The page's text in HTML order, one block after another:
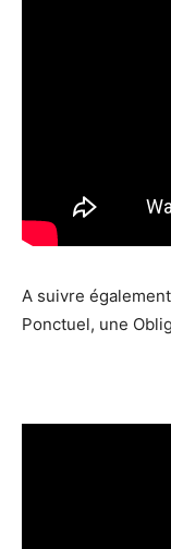
A suivre
Ponctuel, une